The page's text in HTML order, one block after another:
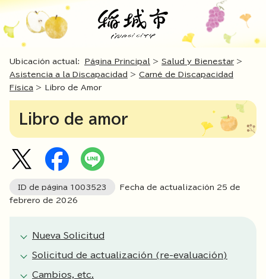
Ubicación actual: Página Principal > Salud y Bienestar>
Asistencia a la Discapacidad > Carné de Discapacidad
Física > Libro de Amor
Libro de amor
ID de página 1003523 Fecha de actualización 25 de
febrero de 2026
Nueva Solicitud
Solicitud de actualización (re-evaluación)
Cambios, etc.